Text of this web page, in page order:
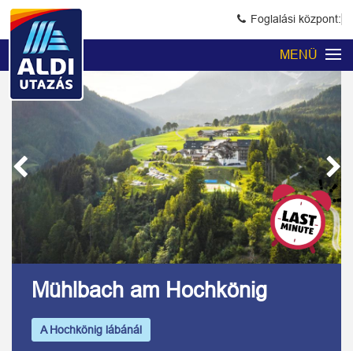
Foglalási központ:
MENÜ
Previous Next
Mühlbach am Hochkönig
A Hochkönig lábánál